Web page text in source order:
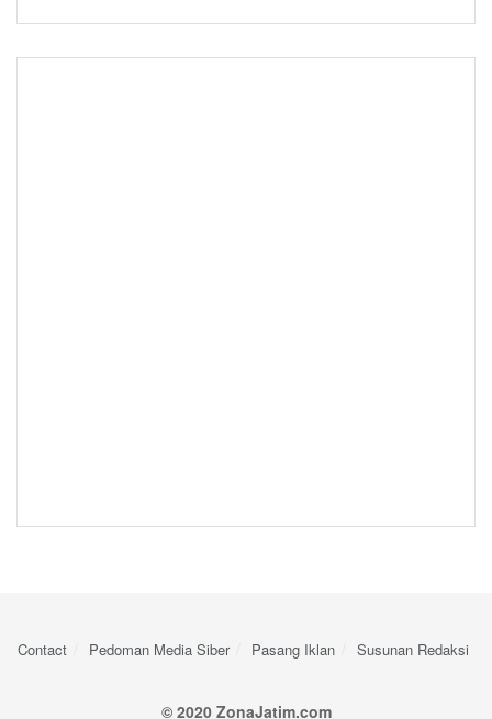
Contact Pedoman Media Siber Pasang Iklan Susunan Redaksi
© 2020 ZonaJatim.com